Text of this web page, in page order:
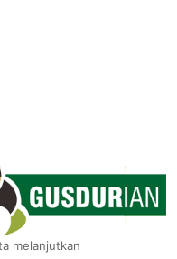
melanjutkan